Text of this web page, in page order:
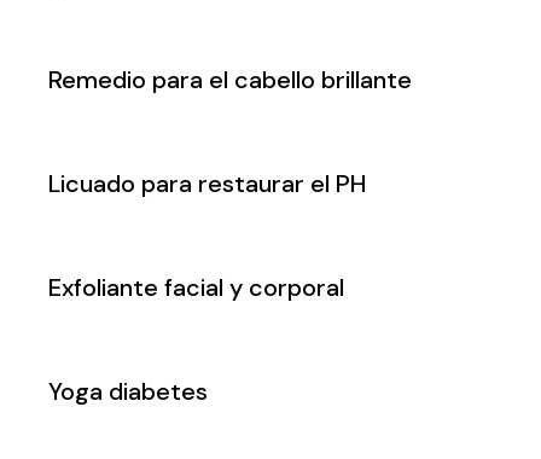
Remedio para el cabello brillante
Licuado para restaurar el PH
Exfoliante facial y corporal
Yoga diabetes